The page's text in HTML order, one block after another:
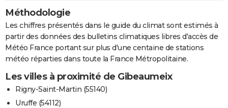
Méthodologie
Les chiffres présentés dans le guide du climat sont estimés à
partir des données des bulletins climatiques libres d'accès de
Météo France portant sur plus d'une centaine de stations
météo réparties dans toute la France Métropolitaine.
Les villes à proximité de Gibeaumeix
Rigny-Saint-Martin (55140)
Uruffe (54112)